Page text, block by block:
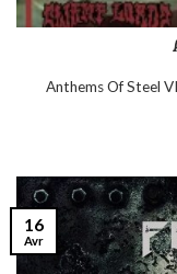
Anthems Of Steel
16
Avr